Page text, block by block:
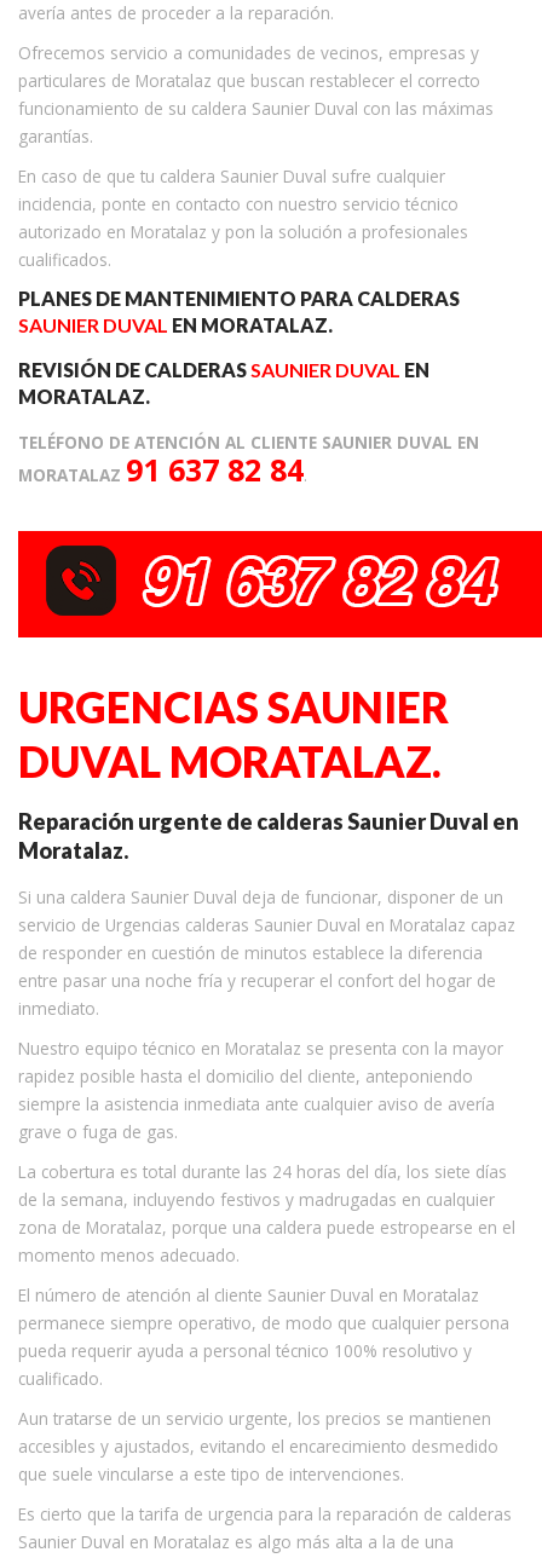
avería antes de proceder a la reparación.
Ofrecemos servicio a comunidades de vecinos, empresas y
particulares de Moratalaz que buscan restablecer el correcto
funcionamiento de su caldera Saunier Duval con las máximas
garantías.
En caso de que tu caldera Saunier Duval sufre cualquier
incidencia, ponte en contacto con nuestro servicio técnico
autorizado en Moratalaz y pon la solución a profesionales
cualificados.
PLANES DE MANTENIMIENTO PARA CALDERAS
SAUNIER DUVAL EN MORATALAZ.
REVISIÓN DE CALDERASSAUNIER DUVAL EN
MORATALAZ.
TELÉFONO DE ATENCIÓN AL CLIENTE SAUNIER DUVAL EN
MORATALAZ 91 637 82 84.
URGENCIAS SAUNIER
DUVAL MORATALAZ.
Reparación urgente de calderas Saunier Duval en
Moratalaz.
Si una caldera Saunier Duval deja de funcionar, disponer de un
servicio de Urgencias calderas Saunier Duval en Moratalaz capaz
de responder en cuestión de minutos establece la diferencia
entre pasar una noche fría y recuperar el confort del hogar de
inmediato.
Nuestro equipo técnico en Moratalaz se presenta con la mayor
rapidez posible hasta el domicilio del cliente, anteponiendo
siempre la asistencia inmediata ante cualquier aviso de avería
grave o fuga de gas.
La cobertura es total durante las 24 horas del día, los siete días
de la semana, incluyendo festivos y madrugadas en cualquier
zona de Moratalaz, porque una caldera puede estropearse en el
momento menos adecuado.
El número de atención al cliente Saunier Duval en Moratalaz
permanece siempre operativo, de modo que cualquier persona
pueda requerir ayuda a personal técnico 100% resolutivo y
cualificado.
Aun tratarse de un servicio urgente, los precios se mantienen
accesibles y ajustados, evitando el encarecimiento desmedido
que suele vincularse a este tipo de intervenciones.
Es cierto que la tarifa de urgencia para la reparación de calderas
Saunier Duval en Moratalaz es algo más alta a la de una